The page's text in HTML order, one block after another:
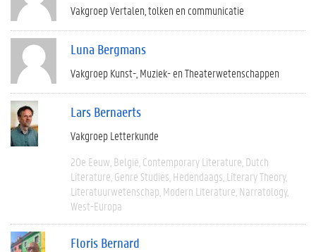
Vakgroep Vertalen, tolken en communicatie
Luna Bergmans
Vakgroep Kunst-, Muziek- en Theaterwetenschappen
Lars Bernaerts
Vakgroep Letterkunde
20e Eeuw België Contemporary Literature Dutch
Literature Genre Studies Hedendaags Literary Theory
Literatuurwetenschap Modern Literature Narratology
West-Europa
Floris Bernard